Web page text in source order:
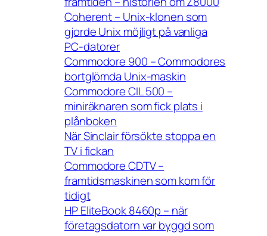
Coherent – Unix-klonen som
gjorde Unix möjligt på vanliga
PC-datorer
Commodore 900 – Commodores
bortglömda Unix-maskin
Commodore CIL 500 –
miniräknaren som fick plats i
plånboken
När Sinclair försökte stoppa en
TV i fickan
Commodore CDTV –
framtidsmaskinen som kom för
tidigt
HP EliteBook 8460p – när
företagsdatorn var byggd som